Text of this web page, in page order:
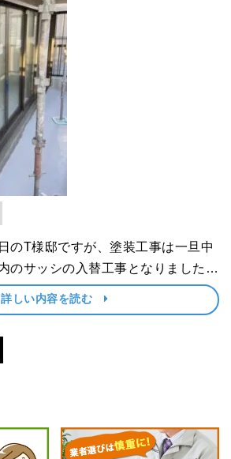
入れ替え前 入替後😁 ･･･
詳しい内容を読む